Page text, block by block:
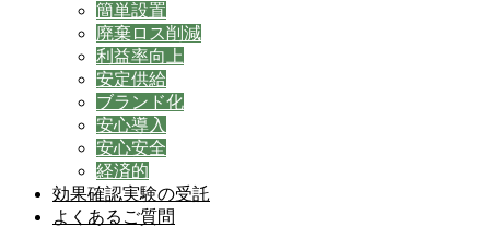
簡単設置
廃棄ロス削減
利益率向上
安定供給
ブランド化
安心導入
安心安全
経済的
効果確認実験の受託
よくあるご質問